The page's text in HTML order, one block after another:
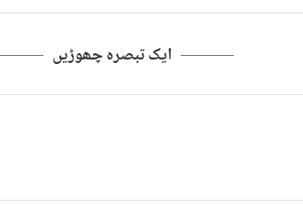
ایک تبصرہ چھوڑیں